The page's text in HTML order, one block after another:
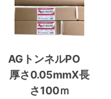
AGトンネルPO
厚さ0.05mmX長
さ100ｍ